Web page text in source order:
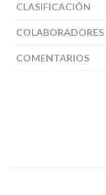
CLASIFICACIÓN
COLABORADORES
COMENTARIOS